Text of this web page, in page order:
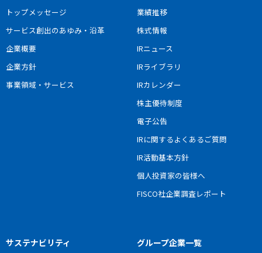
トップメッセージ
サービス創出のあゆみ・沿革
企業概要
企業方針
事業領域・サービス
業績推移
株式情報
IRニュース
IRライブラリ
IRカレンダー
株主優待制度
電子公告
IRに関するよくあるご質問
IR活動基本方針
個人投資家の皆様へ
FISCO社企業調査レポート
サステナビリティ グループ企業一覧